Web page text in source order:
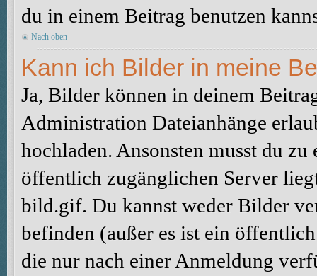
du in einem Beitrag benutzen
Nach oben
Kann ich Bilder in meine
Ja, Bilder können in deinem
Administration Dateianhänge
hochladen. Ansonsten musst du
öffentlich zugänglichen Server
bild.gif. Du kannst weder Bilder
befinden (außer es ist ein
die nur nach einer Anmeldung